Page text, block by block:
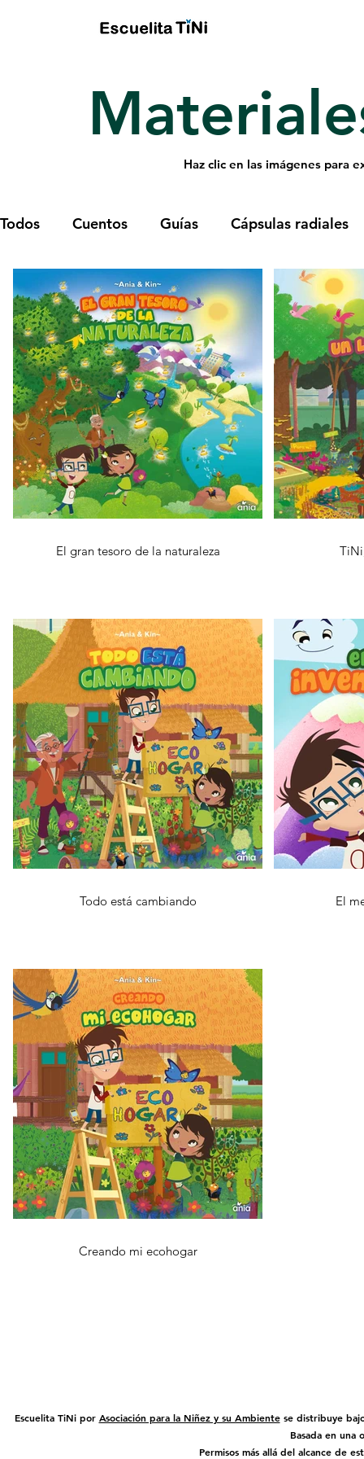
Haz clic en las imágenes para
Todos Cuentos Guías Cápsulas radiales
El gran tesoro de la naturaleza
Todo está cambiando El
Creando mi ecohogar
Escuelita TiNi por Asociación para la Niñez y su Ambientese distribuye
Basada en una
Permisos más allá del alcance de